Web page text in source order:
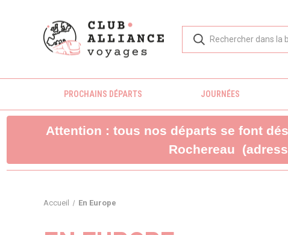
PROCHAINS DÉPARTS JOURNÉES
Attention : tous nos départs se font
Rochereau
Accueil En Europe